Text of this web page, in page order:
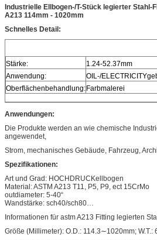
Industrielle Ellbogen-/T-Stück legierter Stahl-
A213 114mm - 1020mm
Schnelles Detail:
Stärke: 1.24-52.37mm
Anwendung:
OIL-/
Oberflächenbehandlung:Farbmalerei
Anwendungen:
Die Produkte werden an wie chemische
angewendet,
Strom, mechanisches Gebäude, Fahrzeug,
Spezifikationen:
Art und Grad: HOCHDRUCKellbogen
Material: ASTM A213 T11, P5, P9, ect 15CrMo
outdiameter: 5-40“
Wandstärke: sch40/sch80…
Informationen für astm A213 Fitting legierten
Größe (Millimeter): O.D.: 114.3∼1020mm; W.T.: